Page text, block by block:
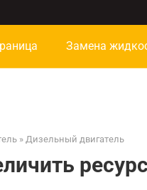
Замена
» Дизельный двигатель